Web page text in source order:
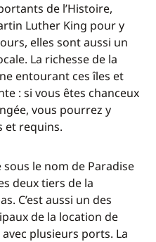
de l’Histoire,
Luther King pour y
elles sont aussi un
La richesse de la
entourant ces îles et
: si vous êtes chanceux
vous pourrez y
et requins.
sous le nom de Paradise
deux tiers de la
C’est aussi un des
de la location de
plusieurs ports. La